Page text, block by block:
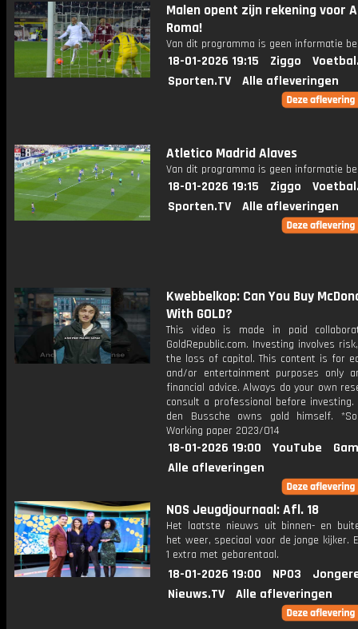
Malen opent zijn rekening voor
Roma!
Van dit programma is geen informatie
18-01-2026 19:15 Ziggo
Sporten.TV
Alle afleveringen
Atletico Madrid Alaves
Van dit programma is geen informatie
18-01-2026 19:15 Ziggo
Sporten.TV
Alle afleveringen
Kwebbelkop: Can You Buy
With GOLD?
This video is made in paid
GoldRepublic.com. Investing involves
the loss of capital. This content is for
and/or entertainment purposes only
financial advice. Always do your own
consult a professional before
den Bussche owns gold himself.
Working paper 2023/014
18-01-2026 19:00 YouTube
Alle afleveringen
NOS Jeugdjournaal: Afl. 18
Het laatste nieuws uit binnen- en
het weer, speciaal voor de jonge kijker.
1 extra met gebarentaal.
18-01-2026 19:00 NPO3
Nieuws.TV
Alle afleveringen